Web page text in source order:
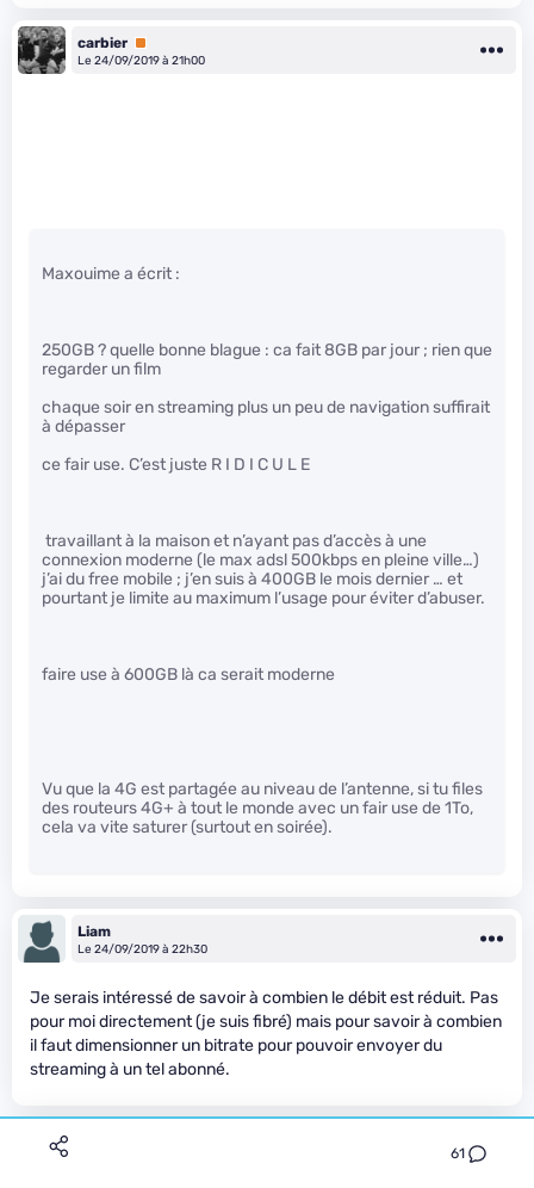
61
carbier Premium
Le 24/09/2019 à 21h00
Maxouime a écrit :
250GB ? quelle bonne blague : ca fait 8GB par jour ; rien que
regarder un film
chaque soir en streaming plus un peu de navigation suffirait
à dépasser
ce fair use. C’est juste R I D I C U L E
travaillant à la maison et n’ayant pas d’accès à une
connexion moderne (le max adsl 500kbps en pleine ville…)
j’ai du free mobile ; j’en suis à 400GB le mois dernier … et
pourtant je limite au maximum l’usage pour éviter d’abuser.
faire use à 600GB là ca serait moderne
Vu que la 4G est partagée au niveau de l’antenne, si tu files
des routeurs 4G+ à tout le monde avec un fair use de 1To,
cela va vite saturer (surtout en soirée).
Liam
Le 24/09/2019 à 22h30
Je serais intéressé de savoir à combien le débit est réduit. Pas
pour moi directement (je suis fibré) mais pour savoir à combien
il faut dimensionner un bitrate pour pouvoir envoyer du
streaming à un tel abonné.